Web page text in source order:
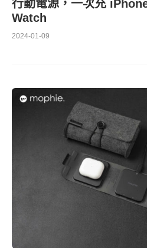
行動電源，一次充
Watch
2024-01-09